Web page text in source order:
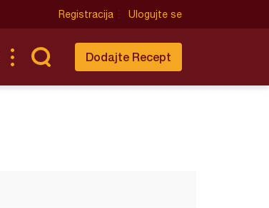
Registracija Ulogujte se
Dodajte Recept